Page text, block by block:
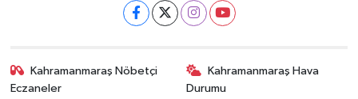
Kahramanmaraş Nöbetçi
Eczaneler
Kahramanmaraş Hava
Durumu